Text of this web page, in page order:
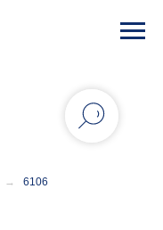
→ 6106